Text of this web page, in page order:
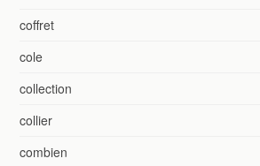
coffret
cole
collection
collier
combien